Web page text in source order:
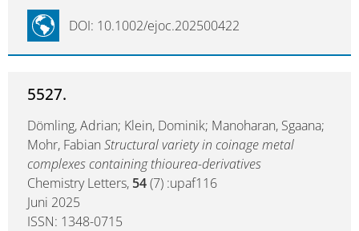
DOI: 10.1002/ejoc.202500422
5527.
Dömling, Adrian; Klein, Dominik; Manoharan, Sgaana;
Mohr, Fabian Structural variety in coinage metal
complexes containing thiourea-derivatives
Chemistry Letters, 54(7) :upaf116
Juni 2025
ISSN: 1348-0715